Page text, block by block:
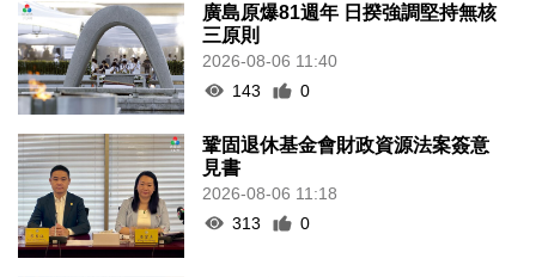
廣島原爆81週年 日揆強調堅持無核
三原則
2026-08-06 11:40
143
0
鞏固退休基金會財政資源法案簽意
見書
2026-08-06 11:18
313
0